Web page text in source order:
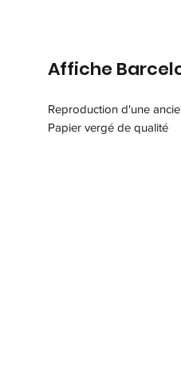
Affiche
Reproduction d'une
Papier vergé de qualité